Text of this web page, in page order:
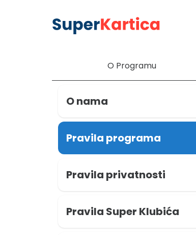
O Programu
O nama
Pravila programa
Pravila privatnosti
Pravila Super Klubića